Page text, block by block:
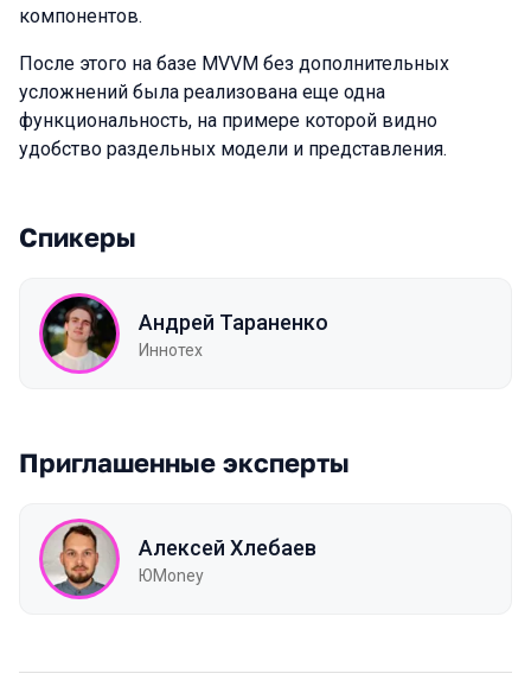
компонентов.
После этого на базе MVVM без дополнительных
усложнений была реализована еще одна
функциональность, на примере которой видно
удобство раздельных модели и представления.
Спикеры
Андрей Тараненко
Иннотех
Приглашенные эксперты
Алексей Хлебаев
ЮMoney